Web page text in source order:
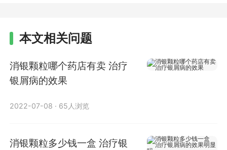
本文相关问题
消银颗粒哪个药店有卖 治疗
银屑病的效果
2022-07-08 · 65人浏览
消银颗粒多少钱一盒 治疗银